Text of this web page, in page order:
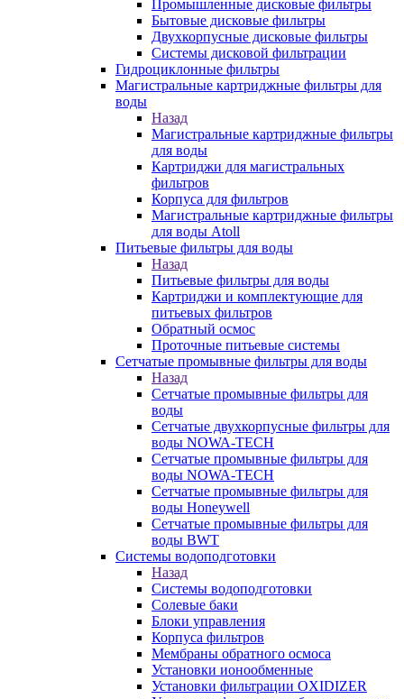
Промышленные дисковые фильтры
Бытовые дисковые фильтры
Двухкорпусные дисковые фильтры
Системы дисковой фильтрации
Гидроциклонные фильтры
Магистральные картриджные фильтры для
воды
Назад
Магистральные картриджные фильтры
для воды
Картриджи для магистральных
фильтров
Корпуса для фильтров
Магистральные картриджные фильтры
для воды Atoll
Питьевые фильтры для воды
Назад
Питьевые фильтры для воды
Картриджи и комплектующие для
питьевых фильтров
Обратный осмос
Проточные питьевые системы
Сетчатые промывные фильтры для воды
Назад
Сетчатые промывные фильтры для
воды
Сетчатые двухкорпусные фильтры для
воды NOWA-TECH
Сетчатые промывные фильтры для
воды NOWA-TECH
Сетчатые промывные фильтры для
воды Honeywell
Сетчатые промывные фильтры для
воды BWT
Системы водоподготовки
Назад
Системы водоподготовки
Солевые баки
Блоки управления
Корпуса фильтров
Мембраны обратного осмоса
Установки ионообменные
Установки фильтрации OXIDIZER